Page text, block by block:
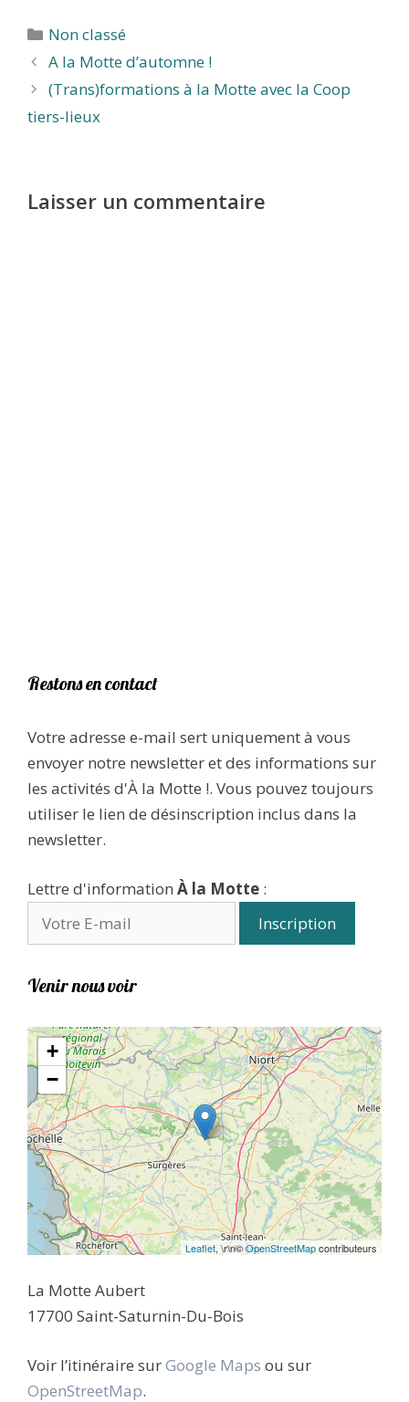
Catégories
Non classé
A la Motte d’automne !
(Trans)formations à la Motte avec la Coop
tiers-lieux
Laisser un commentaire
Restons en contact
Votre adresse e-mail sert uniquement à vous
envoyer notre newsletter et des informations sur
les activités d'À la Motte !. Vous pouvez toujours
utiliser le lien de désinscription inclus dans la
newsletter.
Lettre d'information À la Motte :
Venir nous voir
+
−
Leaflet, \r\n©OpenStreetMapcontributeurs
La Motte Aubert
17700 Saint-Saturnin-Du-Bois
Voir l’itinéraire surGoogle Maps ou sur
OpenStreetMap.